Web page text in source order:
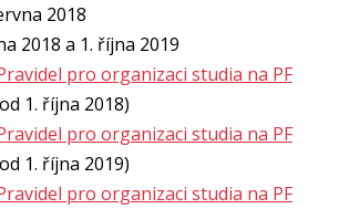
2018
2018 a 1. října 2019
pro organizaci studia na PF
1. října 2018)
pro organizaci studia na PF
1. října 2019)
pro organizaci studia na PF